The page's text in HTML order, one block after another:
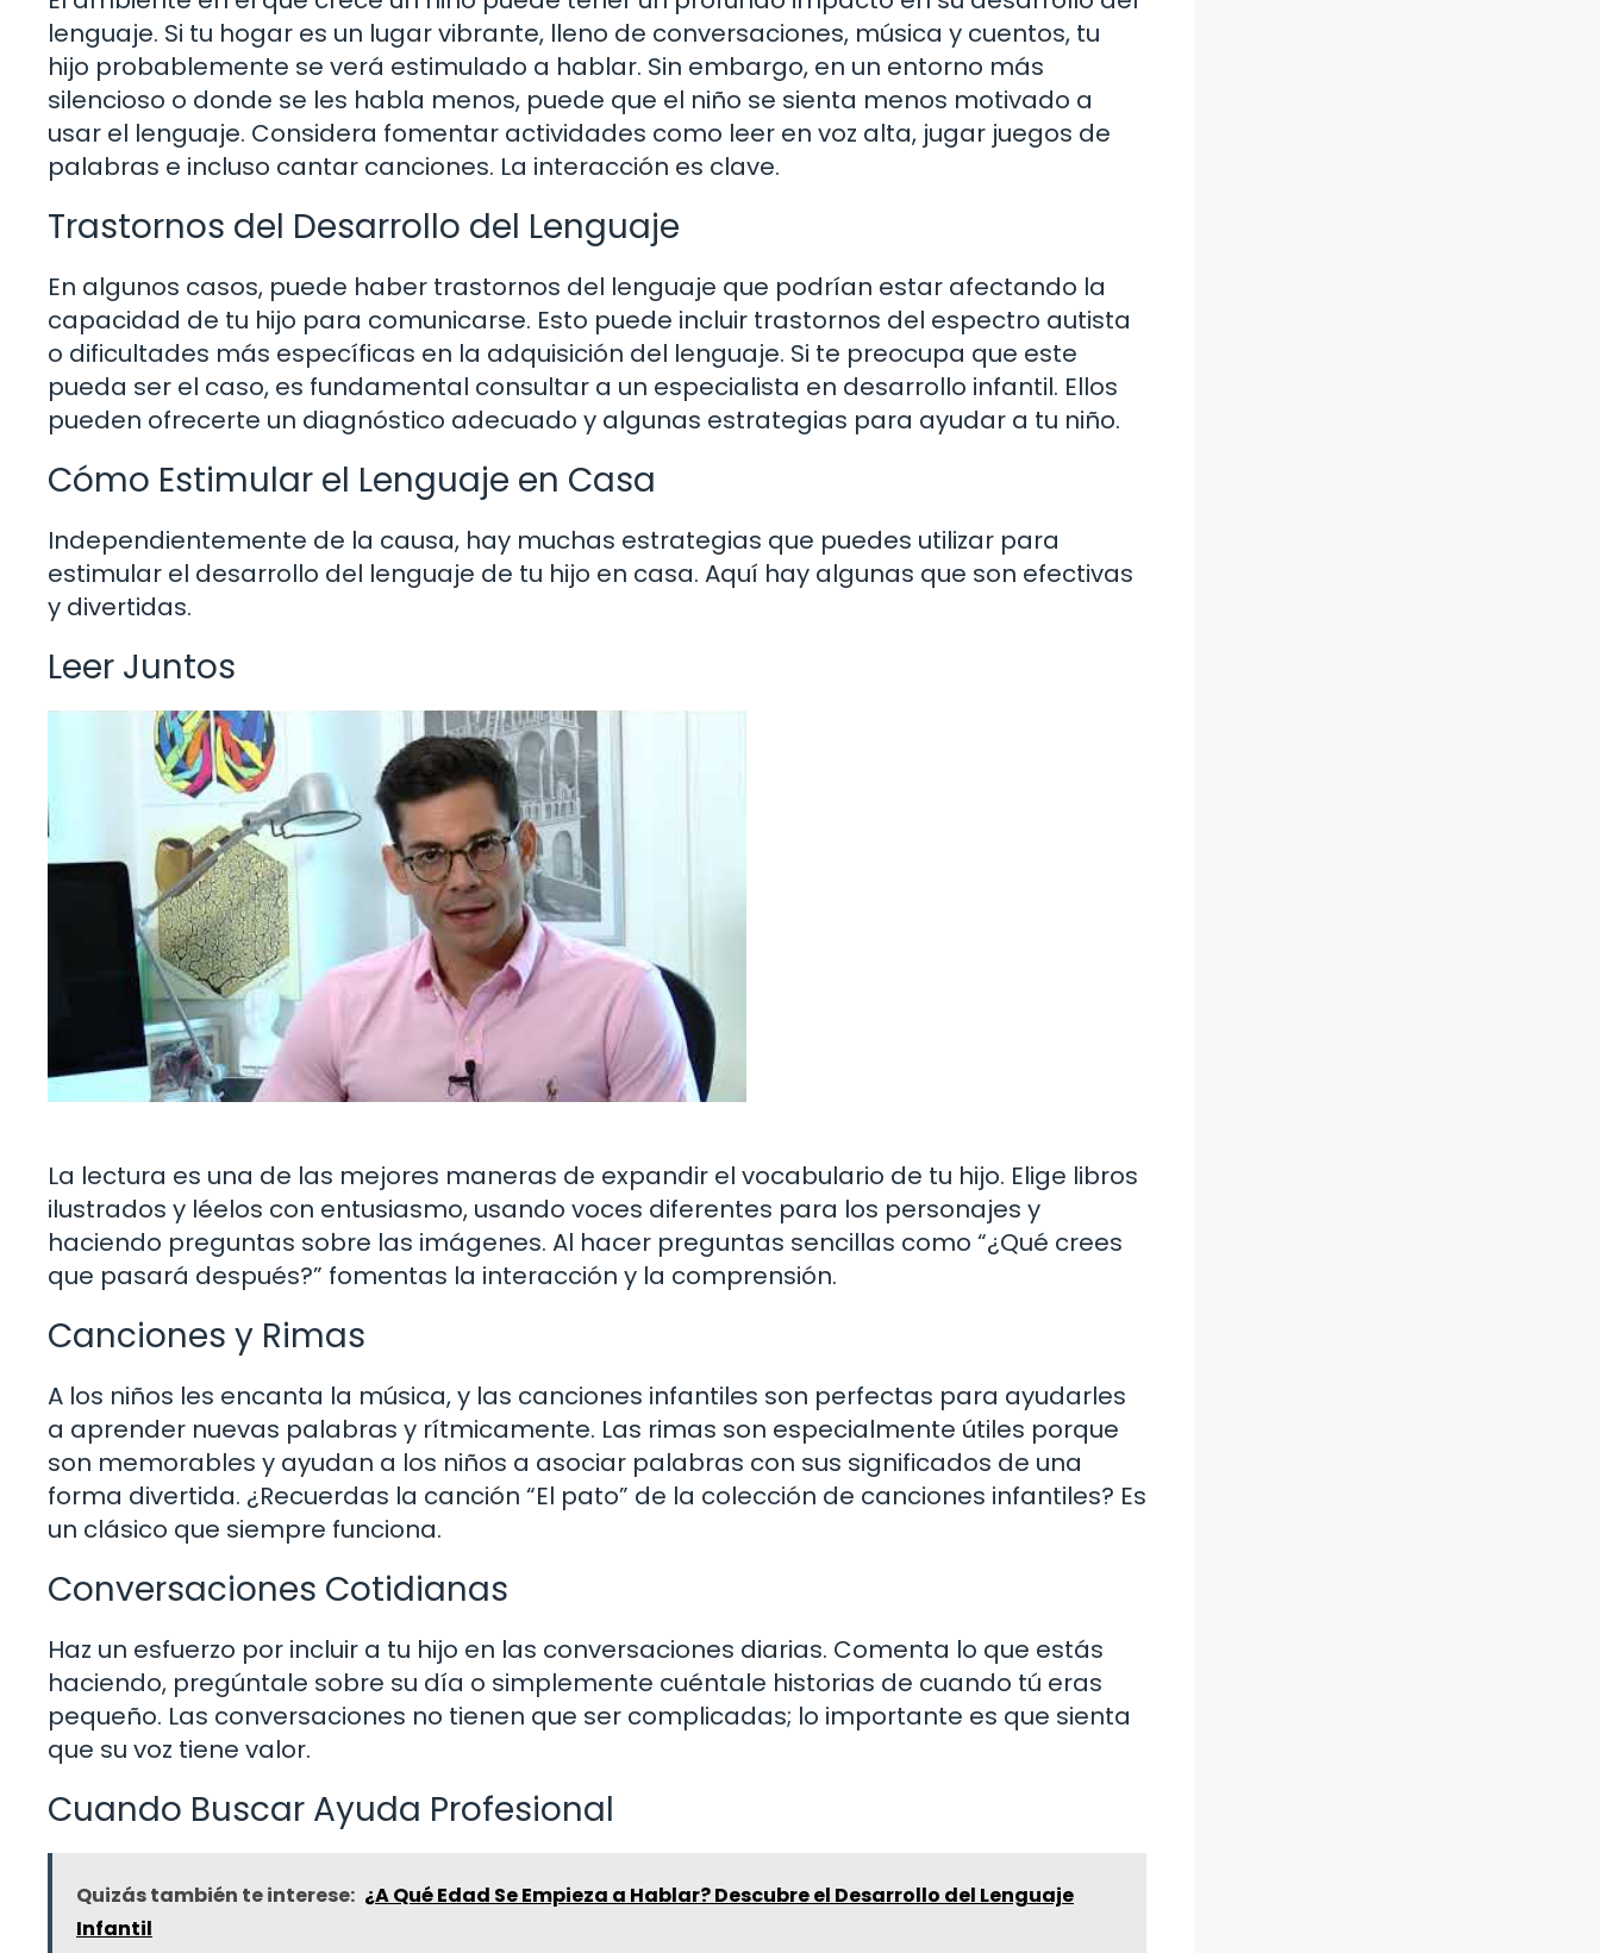
lenguaje. Si tu hogar es un lugar vibrante, lleno de conversaciones, música y cuentos, tu
hijo probablemente se verá estimulado a hablar. Sin embargo, en un entorno más
silencioso o donde se les habla menos, puede que el niño se sienta menos motivado a
usar el lenguaje. Considera fomentar actividades como leer en voz alta, jugar juegos de
palabras e incluso cantar canciones. La interacción es clave.
Trastornos del Desarrollo del Lenguaje
En algunos casos, puede haber trastornos del lenguaje que podrían estar afectando la
capacidad de tu hijo para comunicarse. Esto puede incluir trastornos del espectro autista
o dificultades más específicas en la adquisición del lenguaje. Si te preocupa que este
pueda ser el caso, es fundamental consultar a un especialista en desarrollo infantil. Ellos
pueden ofrecerte un diagnóstico adecuado y algunas estrategias para ayudar a tu niño.
Cómo Estimular el Lenguaje en Casa
Independientemente de la causa, hay muchas estrategias que puedes utilizar para
estimular el desarrollo del lenguaje de tu hijo en casa. Aquí hay algunas que son efectivas
y divertidas.
Leer Juntos
La lectura es una de las mejores maneras de expandir el vocabulario de tu hijo. Elige libros
ilustrados y léelos con entusiasmo, usando voces diferentes para los personajes y
haciendo preguntas sobre las imágenes. Al hacer preguntas sencillas como “¿Qué crees
que pasará después?” fomentas la interacción y la comprensión.
Canciones y Rimas
A los niños les encanta la música, y las canciones infantiles son perfectas para ayudarles
a aprender nuevas palabras y rítmicamente. Las rimas son especialmente útiles porque
son memorables y ayudan a los niños a asociar palabras con sus significados de una
forma divertida. ¿Recuerdas la canción “El pato” de la colección de canciones infantiles? Es
un clásico que siempre funciona.
Conversaciones Cotidianas
Haz un esfuerzo por incluir a tu hijo en las conversaciones diarias. Comenta lo que estás
haciendo, pregúntale sobre su día o simplemente cuéntale historias de cuando tú eras
pequeño. Las conversaciones no tienen que ser complicadas; lo importante es que sienta
que su voz tiene valor.
Cuando Buscar Ayuda Profesional
Quizás también te interese: ¿A Qué Edad Se Empieza a Hablar? Descubre el Desarrollo del Lenguaje
Infantil